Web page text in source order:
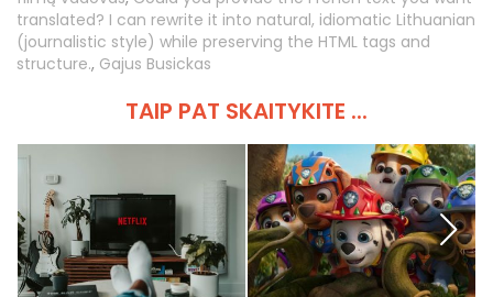
translated? I can rewrite it into natural, idiomatic Lithuanian
(journalistic style) while preserving the HTML tags and
structure., Gajus Busickas
TAIP PAT SKAITYKITE ...